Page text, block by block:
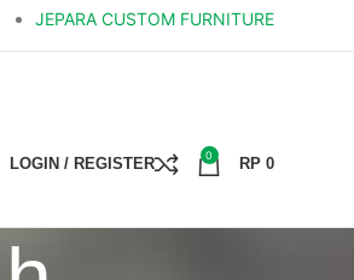
JEPARA CUSTOM FURNITURE
LOGIN / REGISTER 0 RP 0